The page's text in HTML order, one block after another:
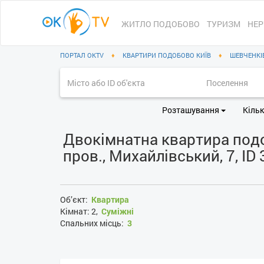
ЖИТЛО ПОДОБОВО ТУРИЗМ
ПОРТАЛ OKTV ♦ КВАРТИРИ ПОДОБОВО КИЇВ ♦
Розташування
Двокімнатна квартира
пров., Михайлівський, 7, ID
Об’єкт: Квартира
Кімнат: 2, Суміжні
Спальних місць: 3